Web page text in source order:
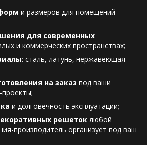
и размеров для помещений
для современных
и коммерческих пространствах;
: сталь, латунь, нержавеющая
на заказ под ваши
и долговечность эксплуатации;
решеток любой
производитель организует под ваш